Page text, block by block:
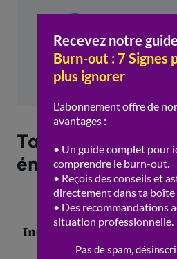
Tableau de
émotionnel vs
Indicateur
Fatigue
classique